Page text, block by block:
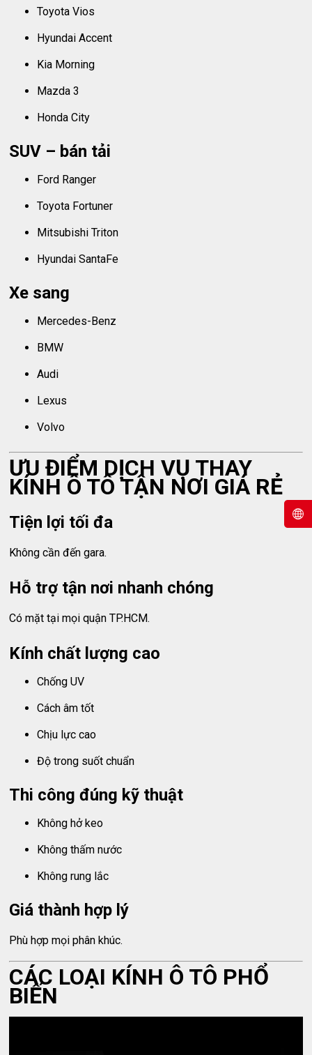
Toyota Vios
Hyundai Accent
Kia Morning
Mazda 3
Honda City
SUV – bán tải
Ford Ranger
Toyota Fortuner
Mitsubishi Triton
Hyundai SantaFe
Xe sang
Mercedes-Benz
BMW
Audi
Lexus
Volvo
ƯU ĐIỂM DỊCH VỤ THAY
KÍNH Ô TÔ TẬN NƠI GIÁ RẺ
Tiện lợi tối đa
Không cần đến gara.
Hỗ trợ tận nơi nhanh chóng
Có mặt tại mọi quận TP.HCM.
Kính chất lượng cao
Chống UV
Cách âm tốt
Chịu lực cao
Độ trong suốt chuẩn
Thi công đúng kỹ thuật
Không hở keo
Không thấm nước
Không rung lắc
Giá thành hợp lý
Phù hợp mọi phân khúc.
CÁC LOẠI KÍNH Ô TÔ PHỔ
BIẾN